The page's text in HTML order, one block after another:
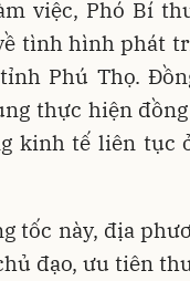
việc, Phó Bí
tình hình phát
Phú Thọ.
thực hiện
kinh tế liên tục
tốc này, địa
đạo, ưu tiên